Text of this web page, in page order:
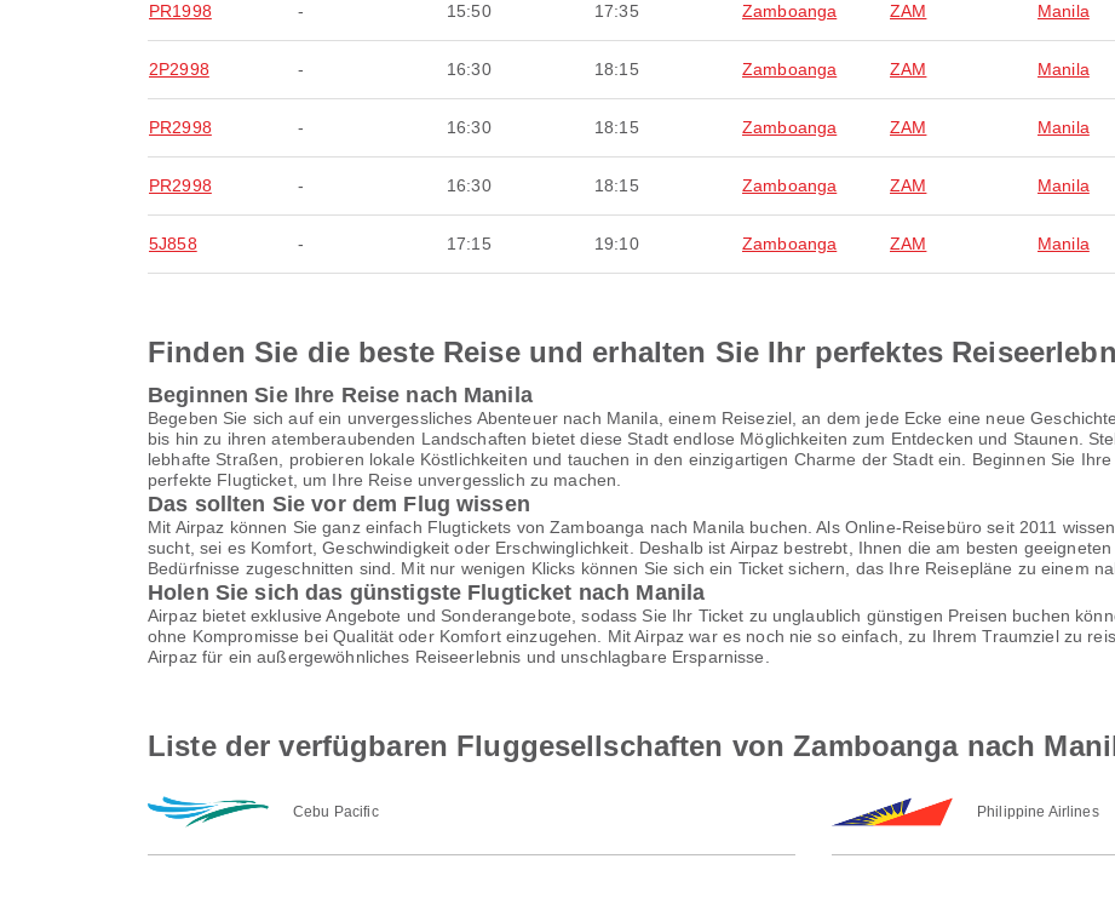
PR1998 - 15:50 17:35 Zamboanga ZAM Manila
2P2998 - 16:30 18:15 Zamboanga ZAM Manila
PR2998 - 16:30 18:15 Zamboanga ZAM Manila
PR2998 - 16:30 18:15 Zamboanga ZAM Manila
5J858 - 17:15 19:10 Zamboanga ZAM Manila
Finden Sie die beste Reise und erhalten Sie Ihr perfektes
Beginnen Sie Ihre Reise nach Manila
Begeben Sie sich auf ein unvergessliches Abenteuer nach Manila, einem Reiseziel, an dem jede Ecke eine neue
bis hin zu ihren atemberaubenden Landschaften bietet diese Stadt endlose Möglichkeiten zum Entdecken und Staunen.
lebhafte Straßen, probieren lokale Köstlichkeiten und tauchen in den einzigartigen Charme der Stadt ein. Beginnen Sie
perfekte Flugticket, um Ihre Reise unvergesslich zu machen.
Das sollten Sie vor dem Flug wissen
Mit Airpaz können Sie ganz einfach Flugtickets von Zamboanga nach Manila buchen. Als Online-Reisebüro seit 2011
sucht, sei es Komfort, Geschwindigkeit oder Erschwinglichkeit. Deshalb ist Airpaz bestrebt, Ihnen die am besten
Bedürfnisse zugeschnitten sind. Mit nur wenigen Klicks können Sie sich ein Ticket sichern, das Ihre Reisepläne zu einem
Holen Sie sich das günstigste Flugticket nach Manila
Airpaz bietet exklusive Angebote und Sonderangebote, sodass Sie Ihr Ticket zu unglaublich günstigen Preisen buchen
ohne Kompromisse bei Qualität oder Komfort einzugehen. Mit Airpaz war es noch nie so einfach, zu Ihrem Traumziel zu
Airpaz für ein außergewöhnliches Reiseerlebnis und unschlagbare Ersparnisse.
Liste der verfügbaren Fluggesellschaften von Zamboanga nach
Cebu Pacific Philippine Airlines